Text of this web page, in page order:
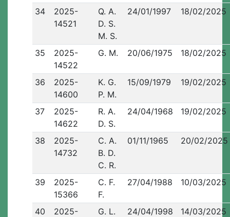
34
2025-
14521
Q. A.
D. S.
M. S.
24/01/1997 18/02/2025
35
2025-
14522
G. M. 20/06/1975 18/02/2025
36
2025-
14600
K. G.
P. M.
15/09/1979 19/02/2025
37
2025-
14622
R. A.
D. S.
24/04/1968 19/02/2025
38
2025-
14732
C. A.
B. D.
C. R.
01/11/1965 20/02/2025
39
2025-
15366
C. F.
F.
27/04/1988 10/03/2025
40
2025-
G. L.
24/04/1998 14/03/2025